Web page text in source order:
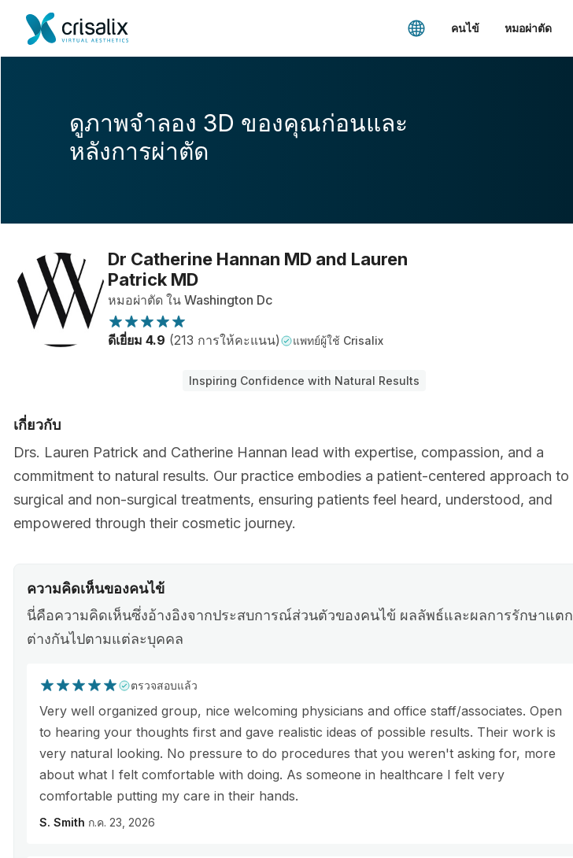
คนไข้ หมอผ่าตัด
ดูภาพจำลอง 3D ของคุณก่อนและ
หลังการผ่าตัด
Dr Catherine Hannan MD and Lauren
Patrick MD
หมอผ่าตัด ใน Washington Dc
ดีเยี่ยม 4.9 (213 การให้คะแนน) แพทย์ผู้ใช้ Crisalix
Inspiring Confidence with Natural Results
เกี่ยวกับ
Drs. Lauren Patrick and Catherine Hannan lead with expertise, compassion, and a
commitment to natural results. Our practice embodies a patient-centered approach to
surgical and non-surgical treatments, ensuring patients feel heard, understood, and
empowered through their cosmetic journey.
ความคิดเห็นของคนไข้
นี่คือความคิดเห็นซึ่งอ้างอิงจากประสบการณ์ส่วนตัวของคนไข้ ผลลัพธ์และผลการรักษาแตก
ต่างกันไปตามแต่ละบุคคล
ตรวจสอบแล้ว
Very well organized group, nice welcoming physicians and office staff/associates. Open
to hearing your thoughts first and gave realistic ideas of possible results. Their work is
very natural looking. No pressure to do procedures that you weren't asking for, more
about what I felt comfortable with doing. As someone in healthcare I felt very
comfortable putting my care in their hands.
S. Smith ก.ค. 23, 2026